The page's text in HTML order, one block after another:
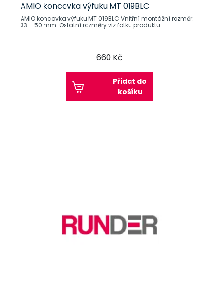
AMIO koncovka výfuku MT 019BLC
AMIO koncovka výfuku MT 019BLC Vnitřní montážní rozměr:
33 – 50 mm. Ostatní rozměry viz fotku produktu.
660 Kč
Přidat do
košíku